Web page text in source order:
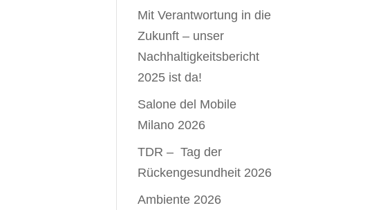
Mit Verantwortung in die
Zukunft – unser
Nachhaltigkeitsbericht
2025 ist da!
Salone del Mobile
Milano 2026
TDR – Tag der
Rückengesundheit 2026
Ambiente 2026